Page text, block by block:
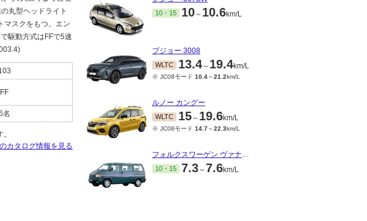
丸型ヘッドライト
マスクをもつ。エン
駆動方式はFFで5速
FF
名
カタログ情報を見る
10・15 10～ 10.6km/L
プジョー 3008
WLTC 13.4～ 19.4km/L
※ JC08モード 10.4～21.2km/L
ルノー カングー
WLTC 15～ 19.6km/L
※ JC08モード 14.7～22.3km/L
フォルクスワーゲン ヴァナゴン
10・15 7.3～7.6km/L